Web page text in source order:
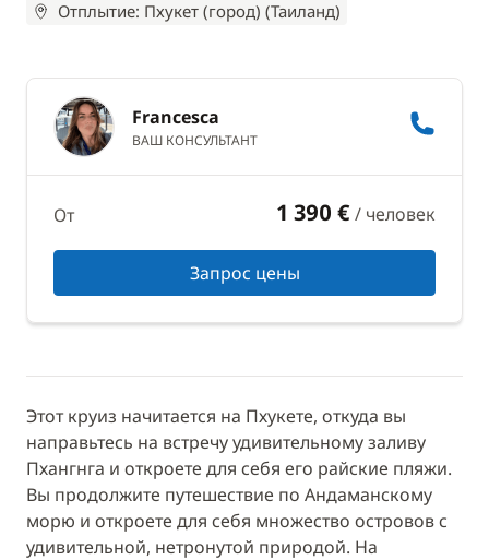
Отплытие: Пхукет (город) (Таиланд)
Francesca
ВАШ КОНСУЛЬТАНТ
От 1 390 €/ человек
Запрос цены
Этот круиз начитается на Пхукете, откуда вы
направьтесь на встречу удивительному заливу
Пхангнга и откроете для себя его райские пляжи.
Вы продолжите путешествие по Андаманскому
морю и откроете для себя множество островов с
удивительной, нетронутой природой. На